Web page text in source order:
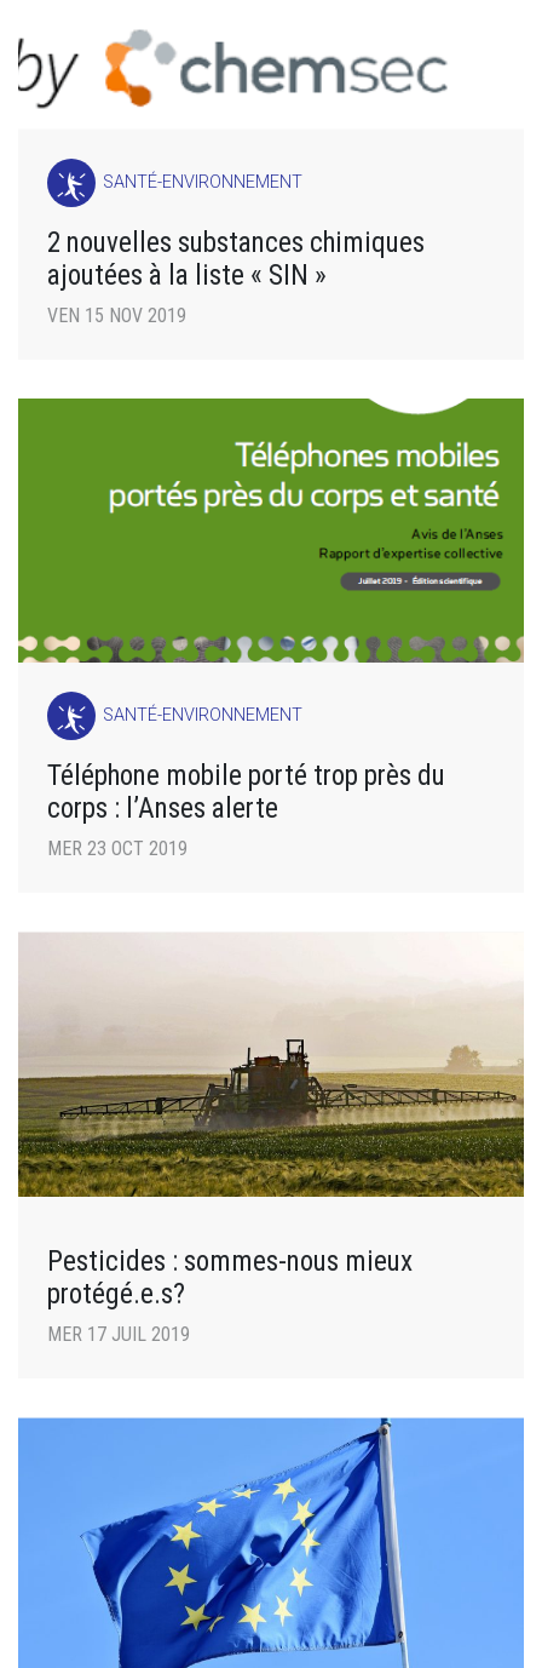
SANTÉ-ENVIRONNEMENT
2 nouvelles substances chimiques
ajoutées à la liste « SIN »
VEN 15 NOV 2019
SANTÉ-ENVIRONNEMENT
Téléphone mobile porté trop près du
corps : l’Anses alerte
MER 23 OCT 2019
Pesticides : sommes-nous mieux
protégé.e.s?
MER 17 JUIL 2019